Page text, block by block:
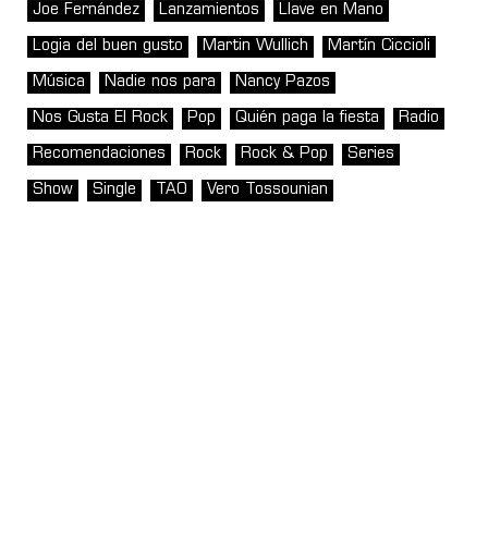
Joe Fernández Lanzamientos Llave en Mano
Logia del buen gusto Martin Wullich Martín Ciccioli
Música Nadie nos para Nancy Pazos
Nos Gusta El Rock Pop Quién paga la fiesta Radio
Recomendaciones Rock Rock & Pop Series
Show Single TAO Vero Tossounian